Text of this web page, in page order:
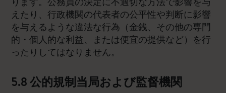
えたり、行政機関の代表者の公平性や判断に影響
を与えるような違法な行為（金銭、その他の専門
的・個人的な利益、または便宜の提供など）を行
ったりしてはなりません。
5.8 公的規制当局および監督機関